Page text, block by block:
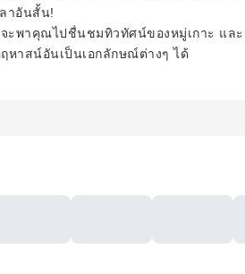
าอันสั้น!
จะพาคุณไปชื่นชมทิวทัศน์ของหมู่เกาะ แล
หาสน์อันเป็นเอกลักษณ์ต่างๆ ได้